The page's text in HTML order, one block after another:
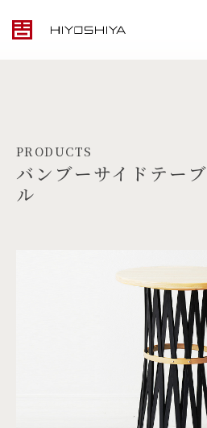
MATERIALS
PRODUCTS
バンブーサイドテーブ
ル